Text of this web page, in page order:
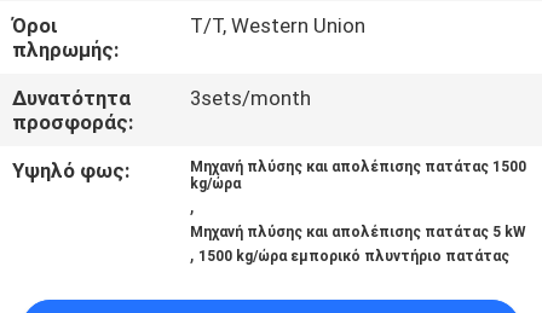
ΣΕ
ΕΠΑΦΉ
ΜΕ
ΕΙΔΉΣΕΙΣ
ΠΕΡΙΠΤΏΣΕΙΣ
Όροι
πληρωμής:
T/T, Western Union
Δυνατότητα
προσφοράς:
3sets/month
Υψηλό φως:
Μηχανή πλύσης και απολέπισης πατάτας 1500
kg/ώρα
,
Μηχανή πλύσης και απολέπισης πατάτας 5 kW
, 1500 kg/ώρα εμπορικό πλυντήριο πατάτας